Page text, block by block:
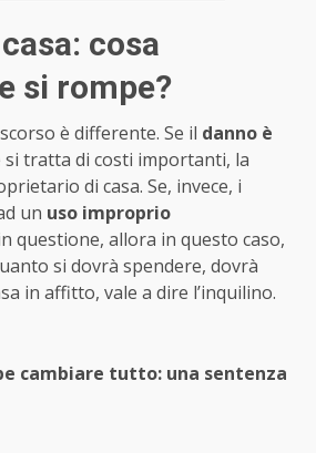
cosa
si rompe?
è differente. Se il danno è
si tratta di costi importanti, la
di casa. Se, invece, i
un uso improprio
questione, allora in questo caso,
si dovrà spendere, dovrà
in affitto, vale a dire l’inquilino.
cambiare tutto: una sentenza